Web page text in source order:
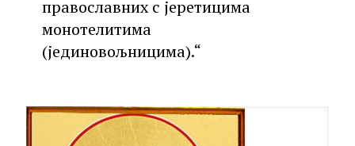
православних с јеретицима
монотелитима
(јединовољницима).“